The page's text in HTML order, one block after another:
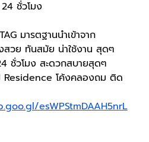
24 ชั่วโมง
มารตฐานนำเข้าจาก
สวย ทันสมัย น่าใช้งาน สุดๆ
ชั่วโมง สะดวกสบายสุดๆ
Residence โค้งคลองถม ติด
esWPStmDAAH5nrL